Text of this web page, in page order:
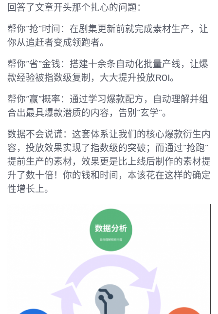
回答了文章开头那个扎心的问题：
帮你“抢”时间：在剧集更新前就完成素材生产，让
你从追赶者变成领跑者。
帮你“省”金钱：搭建十余条自动化批量产线，让爆
款经验被指数级复制，大大提升投放ROI。
帮你“赢”概率：通过学习爆款配方，自动理解并组
合出最具爆款潜质的内容，告别“玄学”。
数据不会说谎：这套体系让我们的核心爆款衍生内
容，投放效果实现了指数级的突破；而通过“抢跑”
提前生产的素材，效果更是比上线后制作的素材提
升了数十倍！你的钱和时间，本该花在这样的确定
性增长上。